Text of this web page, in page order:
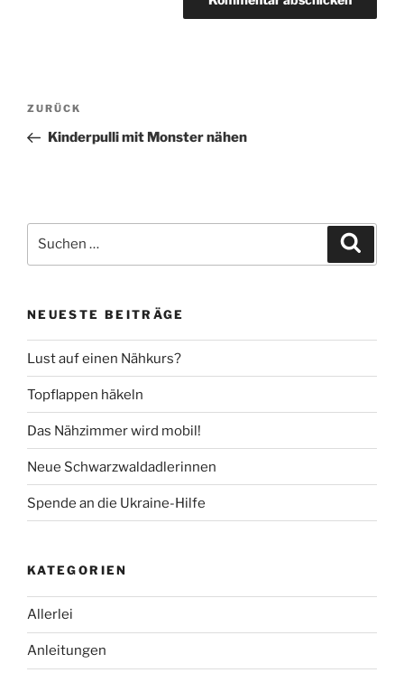
Beitragsnavigation
Vorheriger
Beitrag
ZURÜCK
Kinderpulli mit Monster nähen
nach:
NEUESTE BEITRÄGE
Lust auf einen Nähkurs?
Topflappen häkeln
Das Nähzimmer wird mobil!
Neue Schwarzwaldadlerinnen
Spende an die Ukraine-Hilfe
KATEGORIEN
Allerlei
Anleitungen